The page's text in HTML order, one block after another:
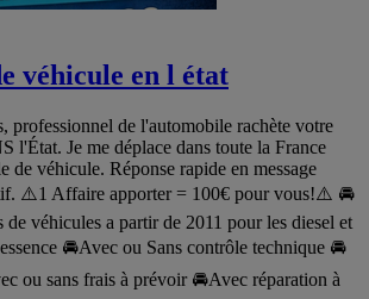
véhicule en l état
professionnel de l'automobile rachète votre
l'État. Je me déplace dans toute la France
de véhicule. Réponse rapide en message
⚠️1 Affaire apporter = 100€ pour vous!⚠️ 🚘
de véhicules a partir de 2011 pour les diesel et
🚘Avec ou Sans contrôle technique 🚘
ou sans frais à prévoir 🚘Avec réparation à